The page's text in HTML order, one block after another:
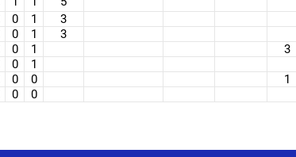
0 1 3
0 1 3
0 1 3
0 1
0 0 1
0 0